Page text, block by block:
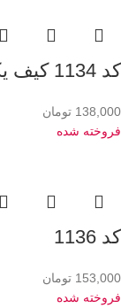
کد 1134 کیف یکطرفه زنانه جلو حلقه
138,000 تومان
فروخته شده
کد 1136
153,000 تومان
فروخته شده